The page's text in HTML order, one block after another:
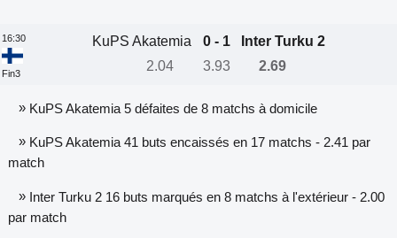
16:30
Fin3
KuPS Akatemia 0 - 1
Inter Turku 2
2.04
3.93 2.69
»KuPS Akatemia 5 défaites de 8 matchs à domicile
»KuPS Akatemia 41 buts encaissés en 17 matchs - 2.41 par
match
»Inter Turku 2 16 buts marqués en 8 matchs à l'extérieur - 2.00
par match